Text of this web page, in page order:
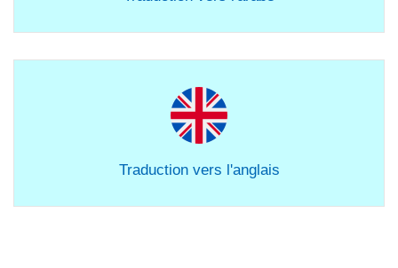
Traduction vers l'anglais